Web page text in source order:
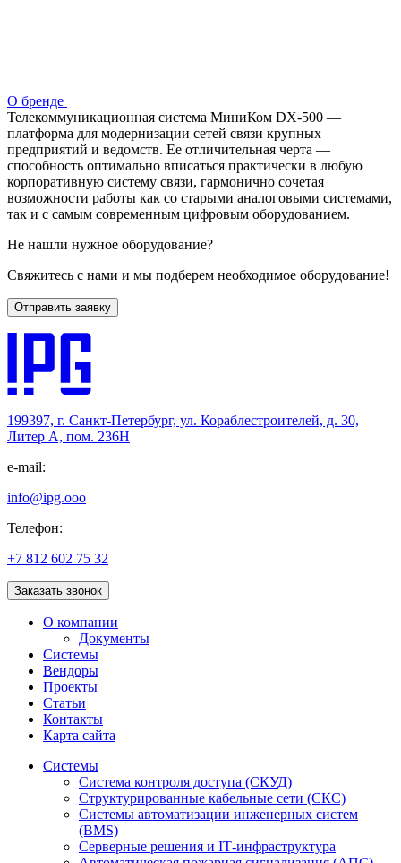
О бренде
Телекоммуникационная система МиниКом DX-500 —
платформа для модернизации сетей связи крупных
предприятий и ведомств. Ее отличительная черта —
способность оптимально вписаться практически в любую
корпоративную систему связи, гармонично сочетая
возможности работы как со старыми аналоговыми системами,
так и с самым современным цифровым оборудованием.
Не нашли нужное оборудование?
Свяжитесь с нами и мы подберем необходимое оборудование!
Отправить заявку
199397, г. Санкт-Петербург, ул. Кораблестроителей, д. 30,
Литер А, пом. 236Н
e-mail:
info@ipg.ooo
Телефон:
+7 812 602 75 32
Заказать звонок
О компании
Документы
Системы
Вендоры
Проекты
Статьи
Контакты
Карта сайта
Системы
Система контроля доступа (СКУД)
Структурированные кабельные сети (СКС)
Системы автоматизации инженерных систем
(BMS)
Серверные решения и IT‑инфраструктура